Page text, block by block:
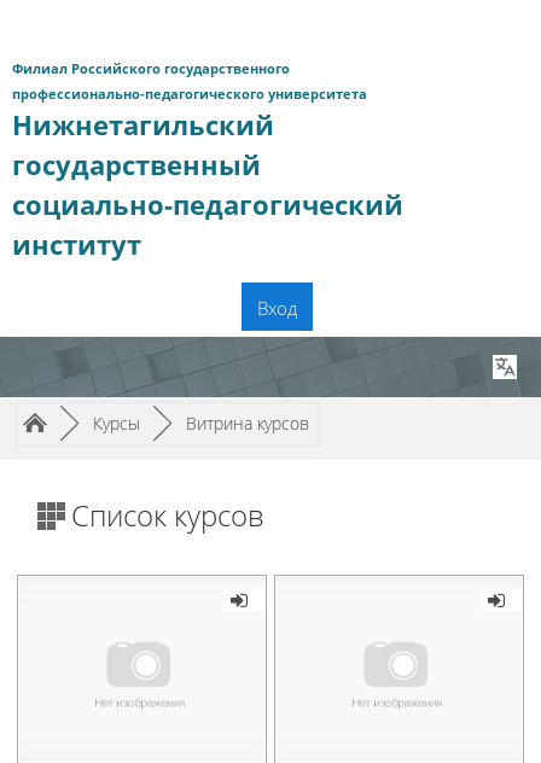
Филиал Российского государственного
профессионально-педагогического университета
Нижнетагильский
государственный
социально-педагогический
институт
Вход
Путь к странице
/► Курсы /► Витрина курсов
Список курсов